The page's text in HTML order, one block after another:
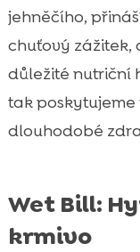
jehněčího,
chuťový zážitek,
důležité nutriční
tak
dlouhodobé
Wet Bill:
krmivo